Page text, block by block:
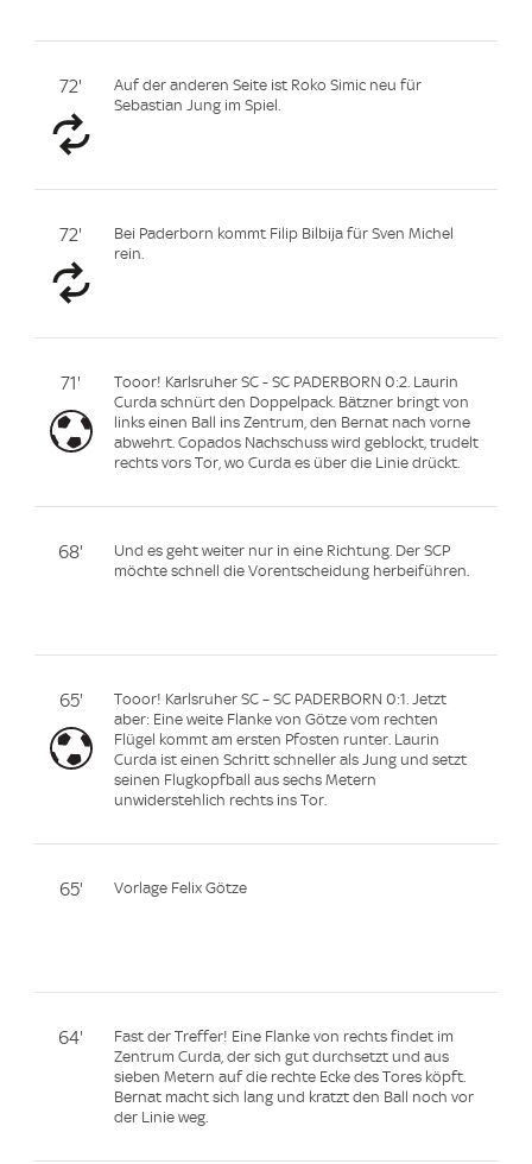
72'
Auf der anderen Seite ist Roko Simic neu für
Sebastian Jung im Spiel.
72'
Bei Paderborn kommt Filip Bilbija für Sven Michel
rein.
71'
Tooor! Karlsruher SC - SC PADERBORN 0:2. Laurin
Curda schnürt den Doppelpack. Bätzner bringt von
links einen Ball ins Zentrum, den Bernat nach vorne
abwehrt. Copados Nachschuss wird geblockt, trudelt
rechts vors Tor, wo Curda es über die Linie drückt.
68'
Und es geht weiter nur in eine Richtung. Der SCP
möchte schnell die Vorentscheidung herbeiführen.
65'
Tooor! Karlsruher SC – SC PADERBORN 0:1. Jetzt
aber: Eine weite Flanke von Götze vom rechten
Flügel kommt am ersten Pfosten runter. Laurin
Curda ist einen Schritt schneller als Jung und setzt
seinen Flugkopfball aus sechs Metern
unwiderstehlich rechts ins Tor.
65' Vorlage Felix Götze
64'
Fast der Treffer! Eine Flanke von rechts findet im
Zentrum Curda, der sich gut durchsetzt und aus
sieben Metern auf die rechte Ecke des Tores köpft.
Bernat macht sich lang und kratzt den Ball noch vor
der Linie weg.